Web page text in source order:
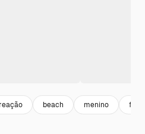
beach menino